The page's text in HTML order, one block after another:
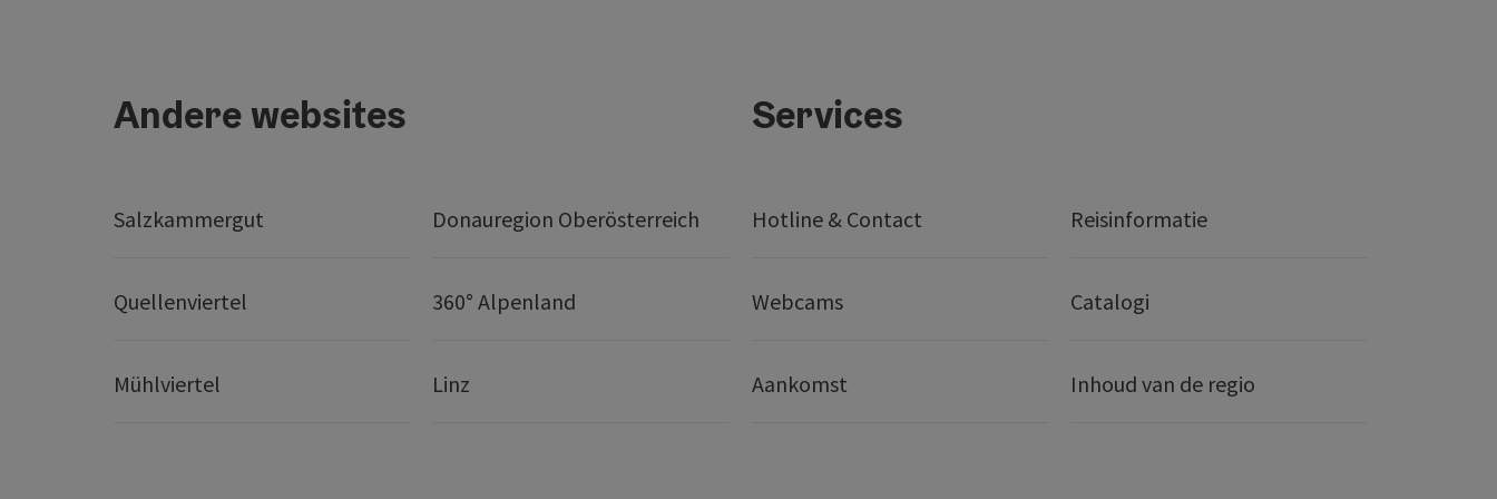
Andere websites
Salzkammergut Donauregion Oberösterreich
Quellenviertel 360° Alpenland
Mühlviertel Linz
Services
Hotline & Contact Reisinformatie
Webcams Catalogi
Aankomst Inhoud van de regio